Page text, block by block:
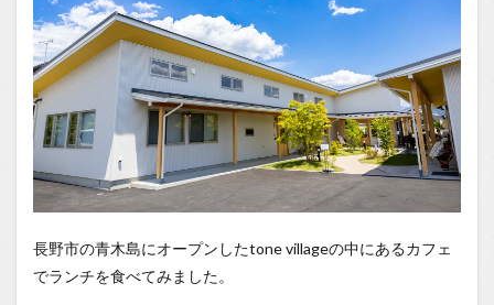
長野市の青木島にオープンしたtone villageの中にあるカフェ
でランチを食べてみました。